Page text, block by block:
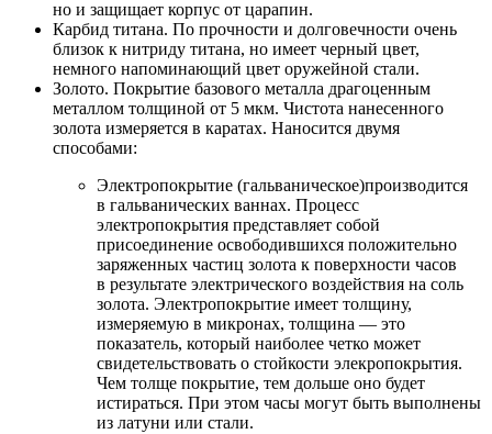
но и защищает корпус от царапин.
Карбид титана. По прочности и долговечности очень
близок к нитриду титана, но имеет черный цвет,
немного напоминающий цвет оружейной стали.
Золото. Покрытие базового металла драгоценным
металлом толщиной от 5 мкм. Чистота нанесенного
золота измеряется в каратах. Наносится двумя
способами:
Электропокрытие (гальваническое)производится
в гальванических ваннах. Процесс
электропокрытия представляет собой
присоединение освободившихся положительно
заряженных частиц золота к поверхности часов
в результате электрического воздействия на соль
золота. Электропокрытие имеет толщину,
измеряемую в микронах, толщина — это
показатель, который наиболее четко может
свидетельствовать о стойкости элекропокрытия.
Чем толще покрытие, тем дольше оно будет
истираться. При этом часы могут быть выполнены
из латуни или стали.